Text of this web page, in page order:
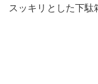
スッキリとした下駄